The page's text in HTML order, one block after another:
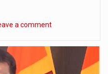
a comment